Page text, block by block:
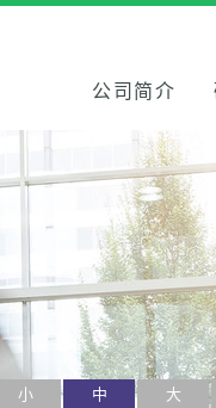
公司简介
小 中 大